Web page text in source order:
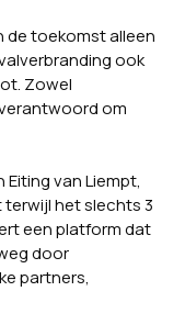
de toekomst alleen
ook
Zowel
om
van Liempt,
terwijl het slechts 3
een platform dat
door
partners,